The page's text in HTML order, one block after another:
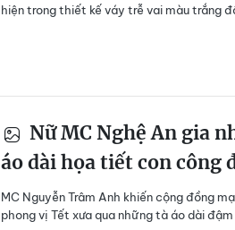
hiện trong thiết kế váy trễ vai màu trắng
Nữ MC Nghệ An gia
áo dài họa tiết con công
MC Nguyễn Trâm Anh khiến cộng đồng
phong vị Tết xưa qua những tà áo dài